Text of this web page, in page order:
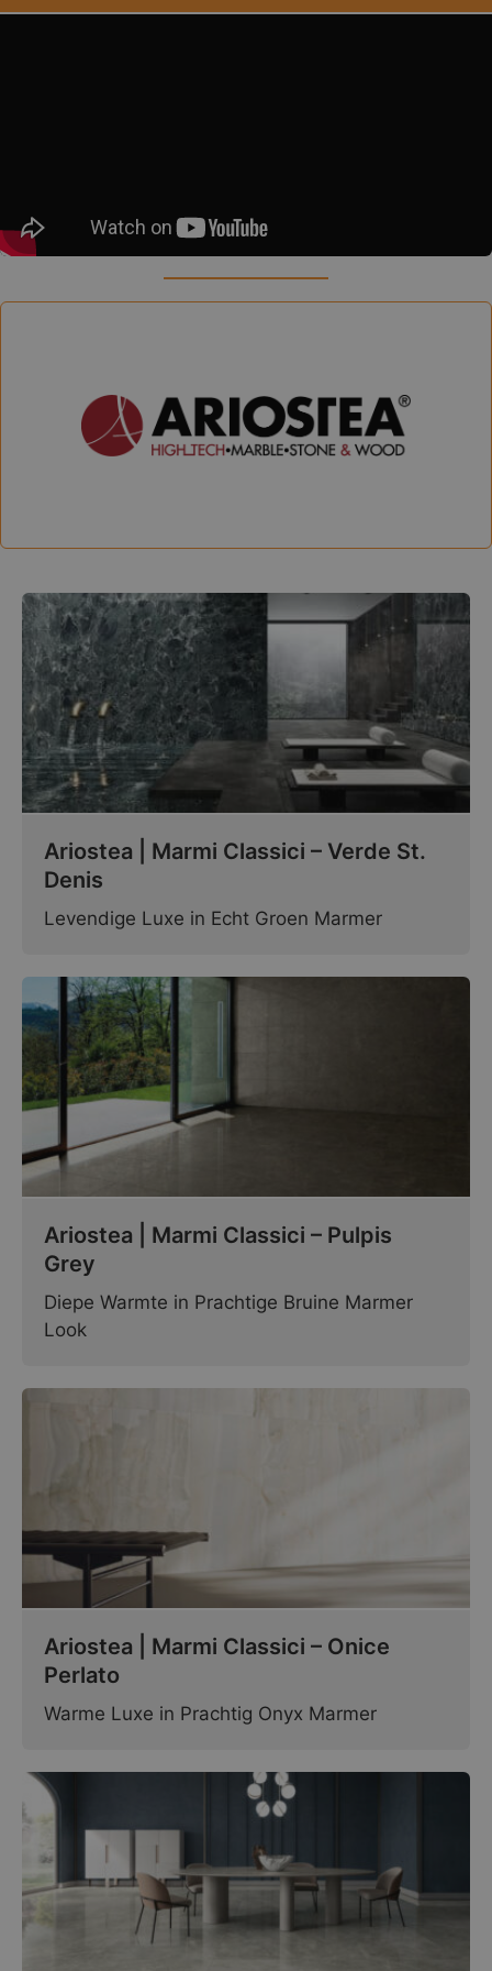
Ariostea | Marmi Classici – Verde St.
Denis
Levendige Luxe in Echt Groen Marmer
Ariostea | Marmi Classici – Pulpis
Grey
Diepe Warmte in Prachtige Bruine Marmer
Look
Ariostea | Marmi Classici – Onice
Perlato
Warme Luxe in Prachtig Onyx Marmer